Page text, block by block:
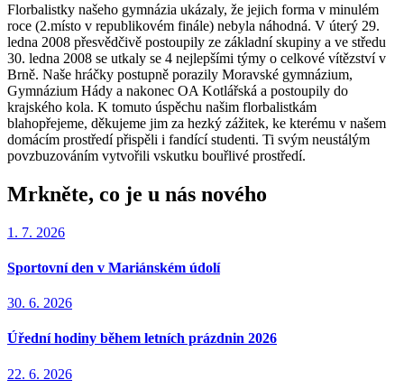
Florbalistky našeho gymnázia ukázaly, že jejich forma v minulém
roce (2.místo v republikovém finále) nebyla náhodná. V úterý 29.
ledna 2008 přesvědčivě postoupily ze základní skupiny a ve středu
30. ledna 2008 se utkaly se 4 nejlepšími týmy o celkové vítězství v
Brně. Naše hráčky postupně porazily Moravské gymnázium,
Gymnázium Hády a nakonec OA Kotlářská a postoupily do
krajského kola. K tomuto úspěchu našim florbalistkám
blahopřejeme, děkujeme jim za hezký zážitek, ke kterému v našem
domácím prostředí přispěli i fandící studenti. Ti svým neustálým
povzbuzováním vytvořili vskutku bouřlivé prostředí.
Mrkněte, co je u nás nového
1. 7. 2026
Sportovní den v Mariánském údolí
30. 6. 2026
Úřední hodiny během letních prázdnin 2026
22. 6. 2026